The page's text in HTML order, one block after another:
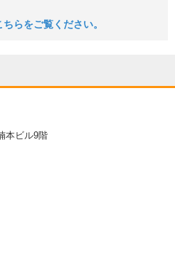
らをご覧ください。
本ビル9階